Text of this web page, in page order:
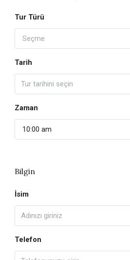
Tur Türü
Seçme
Tarih
Zaman
10:00 am
Bilgin
İsim
Telefon